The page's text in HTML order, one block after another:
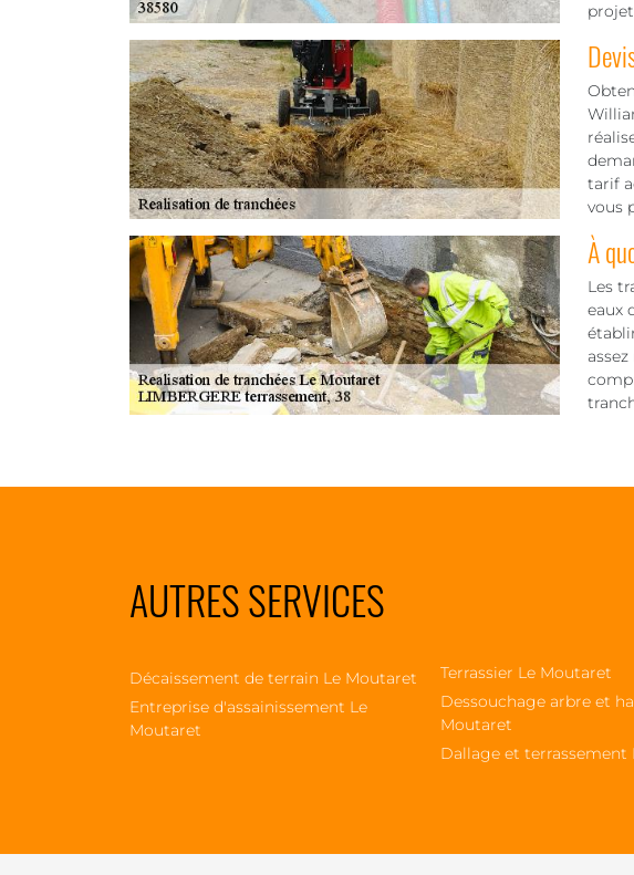
tarif
vous
À
Les
eaux
AUTRES SERVICES
Décaissement de terrain Le Moutaret
Entreprise d'assainissement Le
Moutaret
Terrassier Le Moutaret
Dessouchage arbre et
Moutaret
Dallage et terrassement